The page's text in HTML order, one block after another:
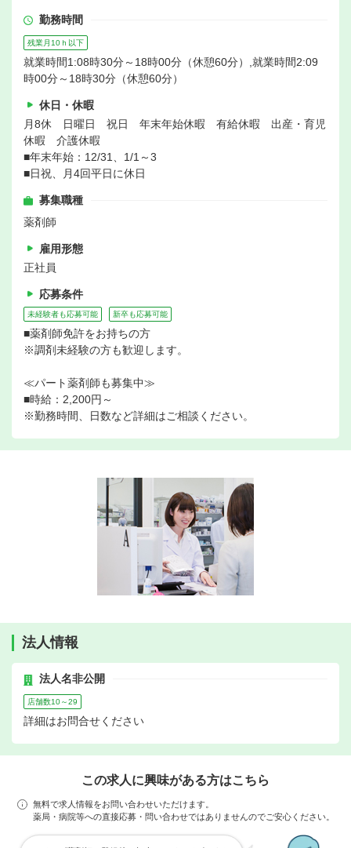
勤務時間
残業月10ｈ以下
就業時間1:08時30分～18時00分（休憩60分）,就業時間2:09
時00分～18時30分（休憩60分）
休日・休暇
月8休 日曜日 祝日 年末年始休暇 有給休暇 出産・育児
休暇 介護休暇
■年末年始：12/31、1/1～3
■日祝、月4回平日に休日
募集職種
薬剤師
雇用形態
正社員
応募条件
未経験者も応募可能 新卒も応募可能
■薬剤師免許をお持ちの方
※調剤未経験の方も歓迎します。
≪パート薬剤師も募集中≫
■時給：2,200円～
※勤務時間、日数など詳細はご相談ください。
法人情報
法人名非公開
店舗数10～29
詳細はお問合せください
この求人に興味がある方はこちら
無料で求人情報をお問い合わせいただけます。
薬局・病院等への直接応募・問い合わせではありませんのでご安心ください。